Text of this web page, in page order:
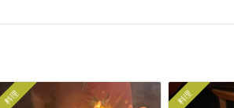
料理 料理